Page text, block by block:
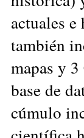
actuales
también
mapas y
base de
cúmulo